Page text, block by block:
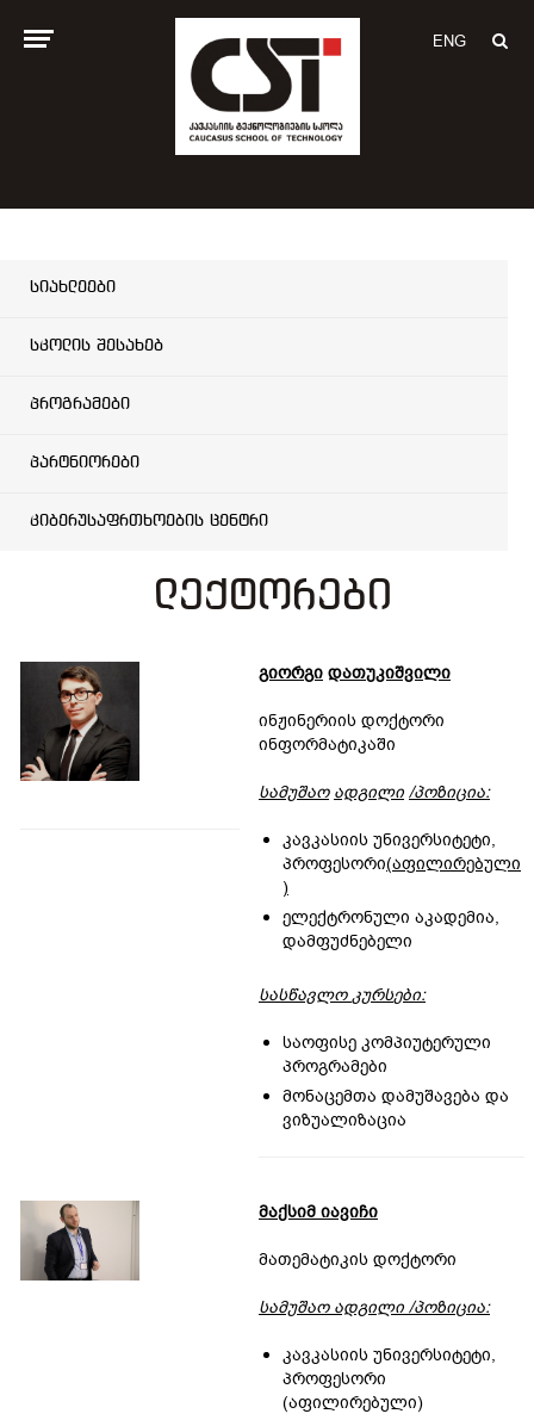
ENG
სიახლეები
სკოლის შესახებ
პროგრამები
პარტნიორები
კიბერუსაფრთხოების ცენტრი
ლექტორები
გიორგი დათუკიშვილი
ინჟინერიის დოქტორი
ინფორმატიკაში
სამუშაო ადგილი /პოზიცია:
კავკასიის უნივერსიტეტი,
პროფესორი(აფილირებული
)
ელექტრონული აკადემია,
დამფუძნებელი
სასწავლოკურსები:
საოფისე კომპიუტერული
პროგრამები
მონაცემთა დამუშავება და
ვიზუალიზაცია
მაქსიმ იავიჩი
მათემატიკის დოქტორი
სამუშაო ადგილი /პოზიცია:
კავკასიის უნივერსიტეტი,
პროფესორი
(აფილირებული)